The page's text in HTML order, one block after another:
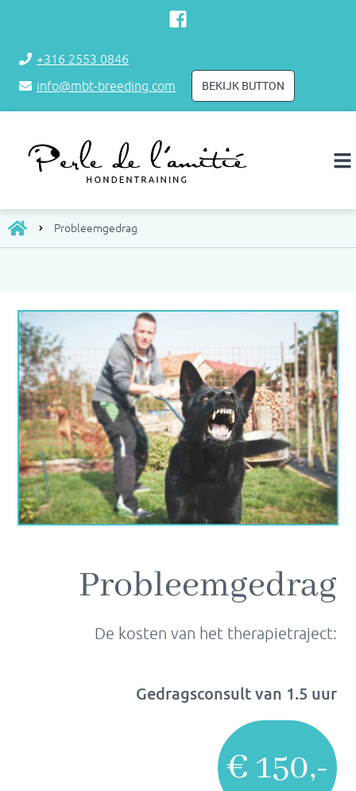
+316 2553 0846
info@mbt-breeding.com
BEKIJK BUTTON
Probleemgedrag
Probleemgedrag
De kosten van het therapietraject:
Gedragsconsult van 1.5 uur
€ 150,-